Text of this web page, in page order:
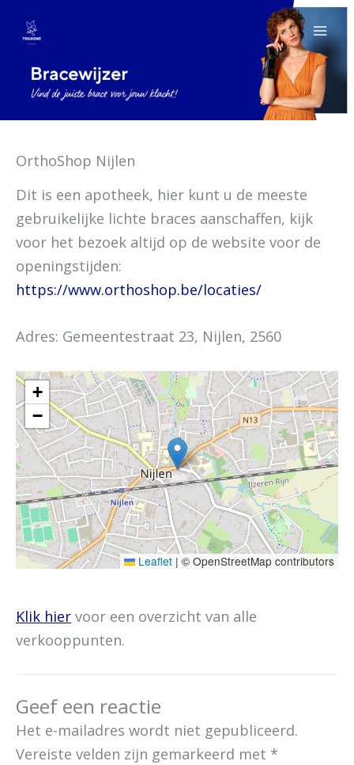
naar
inhoud
OrthoShop Nijlen
Dit is een apotheek, hier kunt u de meeste
gebruikelijke lichte braces aanschaffen, kijk
voor het bezoek altijd op de website voor de
openingstijden:
https://www.orthoshop.be/locaties/
Adres: Gemeentestraat 23, Nijlen, 2560
+
−
Leaflet | © OpenStreetMap contributors
Klik hier voor een overzicht van alle
verkooppunten.
Geef een reactie
Het e-mailadres wordt niet gepubliceerd.
Vereiste velden zijn gemarkeerd met *